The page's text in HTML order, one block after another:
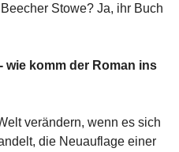
Stowe? Ja, ihr Buch
wie komm der Roman ins
verändern, wenn es sich
die Neuauflage einer